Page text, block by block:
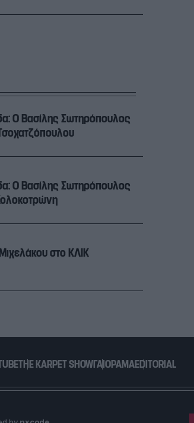
Ο Βασίλης Σωτηρόπουλος
Ο Βασίλης Σωτηρόπουλος
στο ΚΛΙΚ
THE KARPET SHOWΓΑΙΟΡΑΜΑEDITORIAL